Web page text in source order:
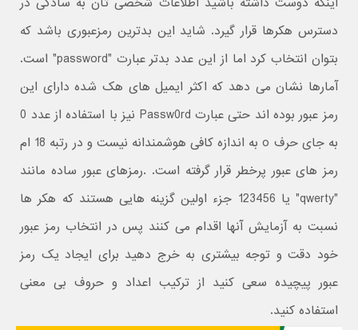
دسترس هکرها قرار گیرد. شاید این بدترین رمزعبوری باشد که
بتوان انتخاب کرد اما از این عدد بدتر عبارت "password" است.
آمارها نشان می دهد که اکثر ایمیل های هک شده دارای این
رمز عبور بوده اند حتی عبارت Passw0rd نیز با استفاده از عدد 0
به جای حرف o به اندازه کافی هوشمندانه نیست و در رتبه 18 ام
رمز های عبور پرخطر قرار گرفته است. .رمزهای عبور ساده مانند
"qwerty" یا 123456 جزء اولین گزینه هایی هستند که هکر ها
نسبت به آزمایش آنها اقدام می کنند پس در انتخاب رمز عبور
خود دقت و توجه بیشتری به خرج دهید برای ایجاد یک رمز
عبور پیچیده سعی کنید از ترکیب اعداد و حروف بی معنی
استفاده کنید.